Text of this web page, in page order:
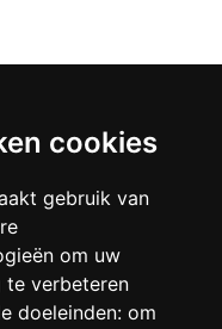
cookies
gebruik van
om uw
te verbeteren
doeleinden: om